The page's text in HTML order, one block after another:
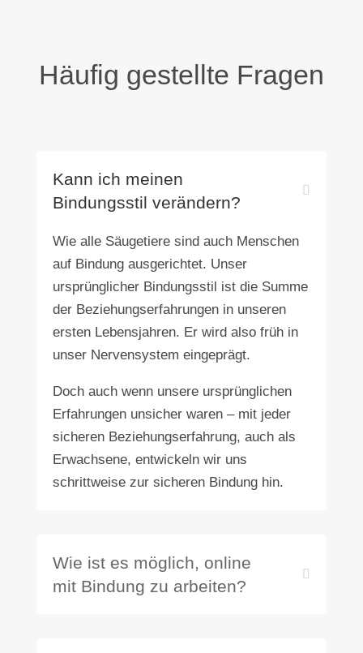
Häufig gestellte Fragen
Kann ich meinen
Bindungsstil verändern?
Wie alle Säugetiere sind auch Menschen
auf Bindung ausgerichtet. Unser
ursprünglicher Bindungsstil ist die Summe
der Beziehungserfahrungen in unseren
ersten Lebensjahren. Er wird also früh in
unser Nervensystem eingeprägt.
Doch auch wenn unsere ursprünglichen
Erfahrungen unsicher waren – mit jeder
sicheren Beziehungserfahrung, auch als
Erwachsene, entwickeln wir uns
schrittweise zur sicheren Bindung hin.
Wie ist es möglich, online
mit Bindung zu arbeiten?